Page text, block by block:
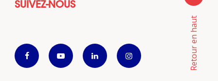
SUIVEZ-NOUS
Retour en haut